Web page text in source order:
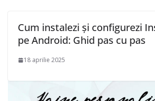
Cum instalezi și configurezi
pe Android: Ghid pas cu pas
18 aprilie 2025